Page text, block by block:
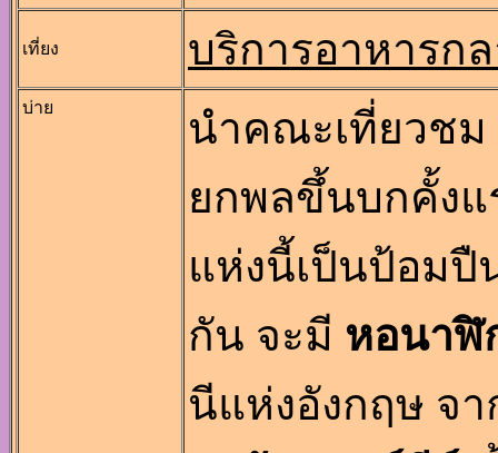
เที่ยง บริการอาหารก
บ่าย
นำคณะเที่ยวชม
ยกพลขึ้นบกคั้งแ
แห่งนี้เป็นป้อมปื
กัน จะมี หอนาฬิ
นีแห่งอังกฤษ จ